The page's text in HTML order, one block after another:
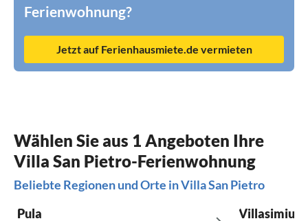
Ferienwohnung?
Jetzt auf Ferienhausmiete.de vermieten
Wählen Sie aus 1 Angeboten Ihre
Villa San Pietro-Ferienwohnung
Beliebte Regionen und Orte in Villa San Pietro
Pula
Villasimius